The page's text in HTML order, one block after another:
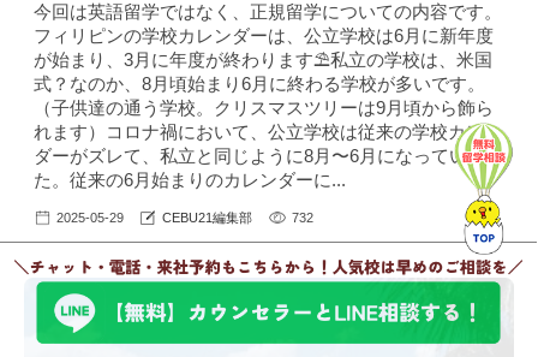
今回は英語留学ではなく、正規留学についての内容です。
フィリピンの学校カレンダーは、公立学校は6月に新年度
が始まり、3月に年度が終わります⛱私立の学校は、米国
式？なのか、8月頃始まり6月に終わる学校が多いです。
（子供達の通う学校。クリスマスツリーは9月頃から飾ら
れます）コロナ禍において、公立学校は従来の学校カレン
ダーがズレて、私立と同じように8月〜6月になっていまし
た。従来の6月始まりのカレンダーに...
2025-05-29 CEBU21編集部 732